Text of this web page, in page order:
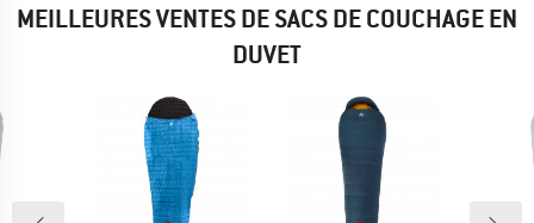
MEILLEURES VENTES DE SACS DE COUCHAGE EN
DUVET